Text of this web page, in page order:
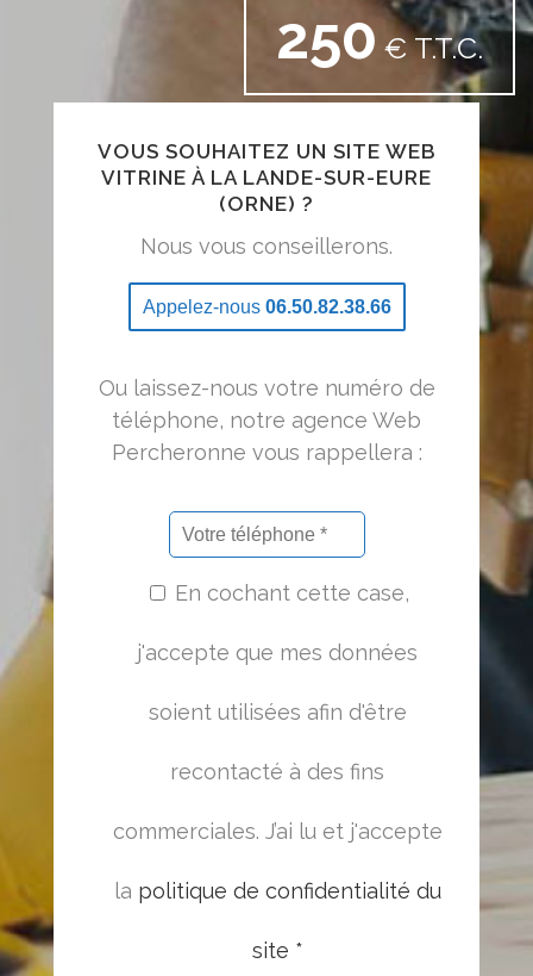
250 € T.T.C.
VOUS SOUHAITEZ UN SITE WEB
VITRINE À LA LANDE-SUR-EURE
(ORNE) ?
Nous vous conseillerons.
Appelez-nous 06.50.82.38.66
Ou laissez-nous votre numéro de
téléphone, notre agence Web
Percheronne vous rappellera :
En cochant cette case,
j'accepte que mes données
soient utilisées afin d'être
recontacté à des fins
commerciales. J’ai lu et j'accepte
la politique de confidentialité du
site *